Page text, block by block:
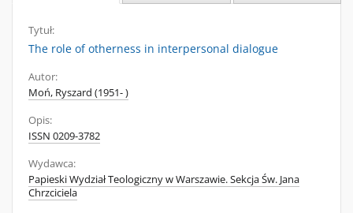
Tytuł:
The role of otherness in interpersonal dialogue
Autor:
Moń, Ryszard (1951- )
Opis:
ISSN 0209-3782
Wydawca:
Papieski Wydział Teologiczny w Warszawie. Sekcja Św. Jana
Chrzciciela